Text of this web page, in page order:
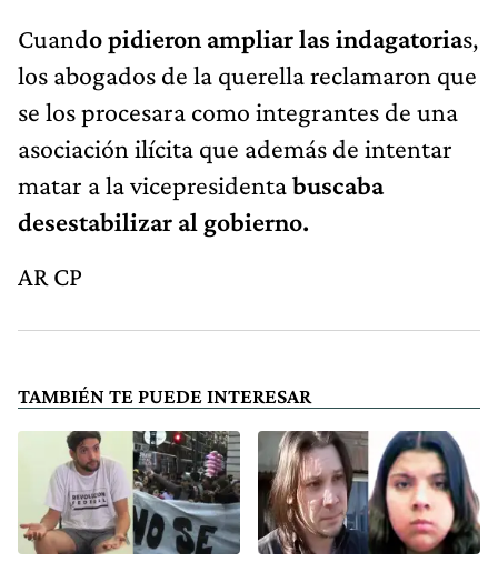
Cuando pidieron ampliar las indagatorias,
los abogados de la querella reclamaron que
se los procesara como integrantes de una
asociación ilícita que además de intentar
matar a la vicepresidentabuscaba
desestabilizar al gobierno.
AR CP
TAMBIÉN TE PUEDE INTERESAR